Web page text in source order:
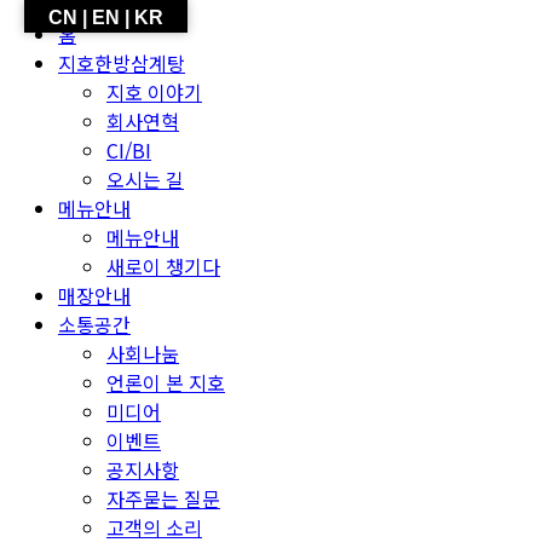
홈
지호한방삼계탕
지호 이야기
회사연혁
CI/BI
오시는 길
메뉴안내
메뉴안내
새로이 챙기다
매장안내
소통공간
사회나눔
언론이 본 지호
미디어
이벤트
공지사항
자주묻는 질문
고객의 소리
CN | EN | KR